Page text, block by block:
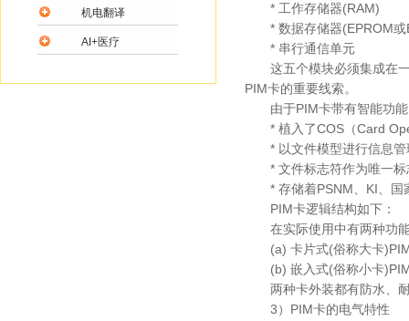
* 工作存储器(RAM)
* 数据存储器(EPROM或
* 串行通信单元
这五个模块必须集成在一
PIM卡的重要线索。
由于PIM卡带有智能功能
* 植入了COS（Card
* 以文件模型进行信息管
* 文件标志符作为唯一标
* 存储着PSNM、KI、国家
PIM卡逻辑结构如下：
在实际使用中有两种功能
(a) 卡片式(俗称大卡)PIM
(b) 嵌入式(俗称小卡)PIM
两种卡外装都有防水、耐
3）PIM卡的电气特性
机电翻译
AI+医疗